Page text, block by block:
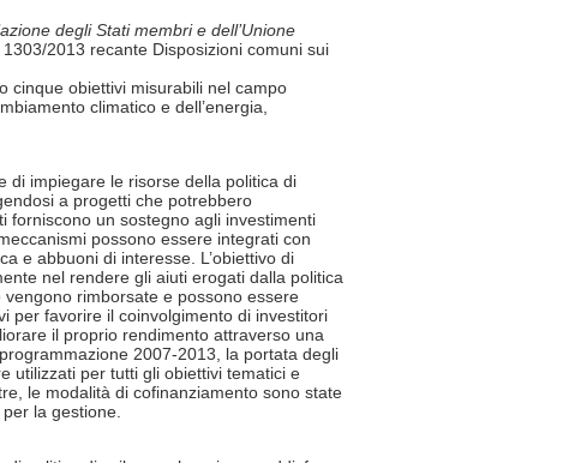
degli Stati membri e dell’Unione
2013 recante Disposizioni comuni sui
cinque obiettivi misurabili nel campo
climatico e dell’energia,
di impiegare le risorse della politica di
a progetti che potrebbero
forniscono un sostegno agli investimenti
possono essere integrati con
e abbuoni di interesse. L’obiettivo di
nel rendere gli aiuti erogati dalla politica
rimborsate e possono essere
per favorire il coinvolgimento di investitori
il proprio rendimento attraverso una
2007-2013, la portata degli
utilizzati per tutti gli obiettivi tematici e
le modalità di cofinanziamento sono state
la gestione.